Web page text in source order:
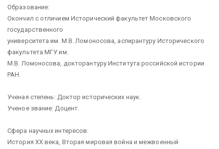
Образование:
Окончил с отличием Исторический факультет Московского
государственного
университета им. М.В. Ломоносова, аспирантуру Исторического
факультета МГУ им.
М.В. Ломоносова, докторантуру Института российской истории
РАН.
Ученая степень: Доктор исторических наук.
Ученое звание: Доцент.
Сфера научных интересов:
История ХХ века, Вторая мировая война и межвоенный